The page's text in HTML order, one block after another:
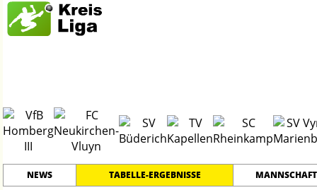
NEWS TABELLE-ERGEBNISSE MANNSCHAFT